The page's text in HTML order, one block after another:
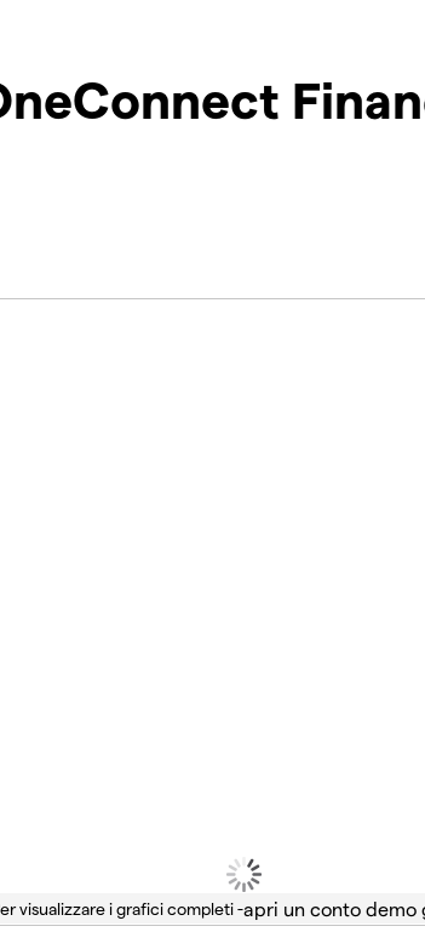
visualizzare i grafici completi -